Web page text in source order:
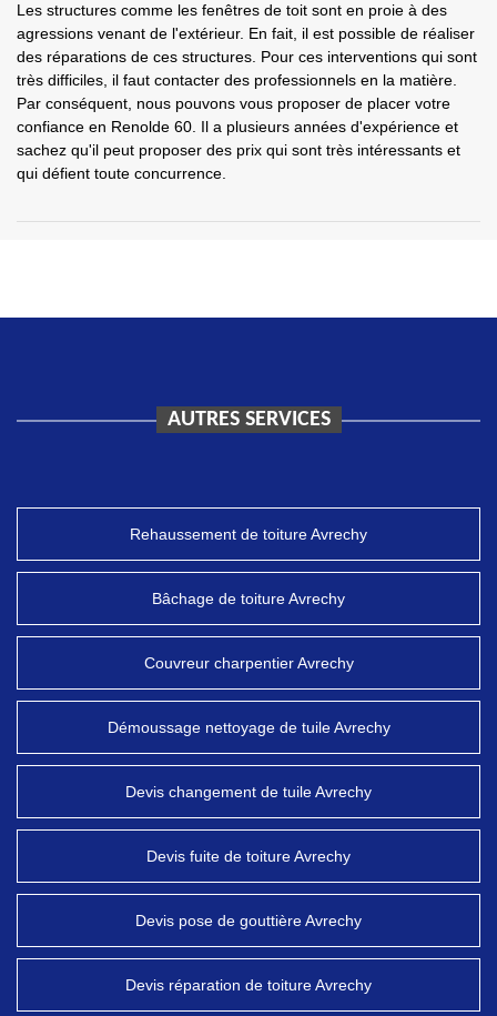
Les structures comme les fenêtres de toit sont en proie à des
agressions venant de l'extérieur. En fait, il est possible de réaliser
des réparations de ces structures. Pour ces interventions qui sont
très difficiles, il faut contacter des professionnels en la matière.
Par conséquent, nous pouvons vous proposer de placer votre
confiance en Renolde 60. Il a plusieurs années d'expérience et
sachez qu'il peut proposer des prix qui sont très intéressants et
qui défient toute concurrence.
AUTRES SERVICES
Rehaussement de toiture Avrechy
Bâchage de toiture Avrechy
Couvreur charpentier Avrechy
Démoussage nettoyage de tuile Avrechy
Devis changement de tuile Avrechy
Devis fuite de toiture Avrechy
Devis pose de gouttière Avrechy
Devis réparation de toiture Avrechy